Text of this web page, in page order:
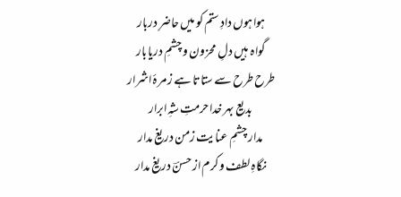
ہوا ہوں دادِ ستم کو میں حاضرِ دربار​
گواہ ہیں دلِ محزون و چشمِ دریا بار​
طرح طرح سے ستاتا ہے زمرۂ اشرار​
بدیع بہر خدا حرمتِ شہِ ابرار​
مدار چشمِ عنایت زمن دریغ مدار​
نگاہِ لطف و کرم از حسنؔ دریغ مدار​